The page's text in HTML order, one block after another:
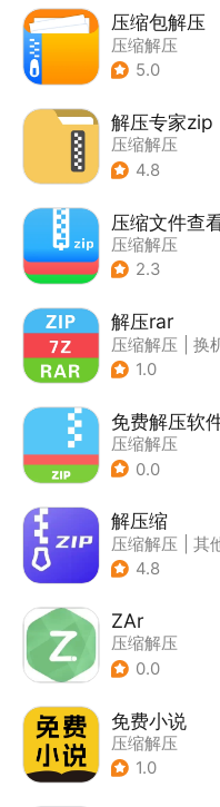
压缩包解压
压缩解压
5.0
解压专家zip
压缩解压
4.8
压缩文件查
压缩解压
2.3
解压rar
压缩解压
换
1.0
免费解压软
压缩解压
0.0
解压缩
压缩解压
其
4.8
ZAr
压缩解压
0.0
免费小说
压缩解压
1.0